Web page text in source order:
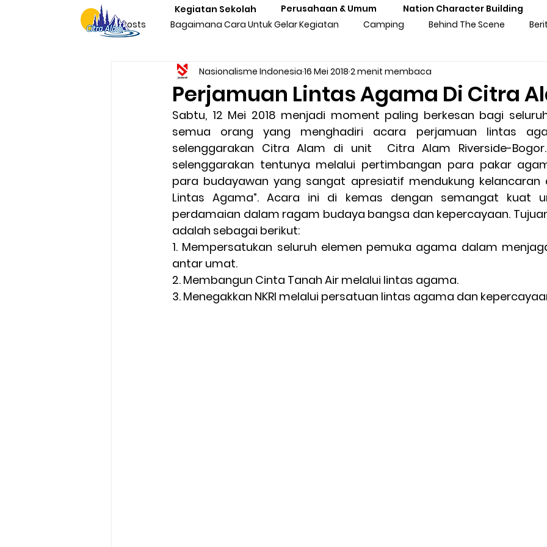
Kegiatan Sekolah Perusahaan & Umum
Nation Character Building
All Posts
Bagaimana Cara Untuk Gelar Kegiatan Camping Behind The Scene
Character Building Team Building Gathering Outbound
Produktivitas Program Kegiatan Sekolah Training Kebangsaan Tren Komunitas
Liburan & Refreshing Kegiatan Untuk Perusahaan & Umu Pengalaman & Testimoni
Sosialisasi Nasionalisme Indonesia Seni & Budaya Inspirasi Prakaya Virtual
Perjamuan Lintas Agama Di Citra
Nasionalisme Indonesia 16 Mei 2018 2 menit membaca
Sabtu, 12 Mei 2018 menjadi moment paling berkesan bagi
semua orang yang menghadiri acara perjamuan lintas
selenggarakan Citra Alam di unit  Citra Alam Riverside-
selenggarakan tentunya melalui pertimbangan para pakar
para budayawan yang sangat apresiatif mendukung kelancaran
Lintas Agama”. Acara ini di kemas dengan semangat kuat
perdamaian dalam ragam budaya bangsa dan kepercayaan.
adalah sebagai berikut:
1. Mempersatukan seluruh elemen pemuka agama dalam
antar umat.
2. Membangun Cinta Tanah Air melalui lintas agama.
3. Menegakkan NKRI melalui persatuan lintas agama dan